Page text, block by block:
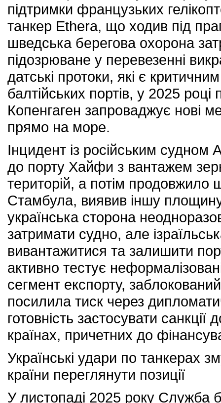
підтримки французьких
танкер Ethera, що ходив під
шведська берегова охорона
підозрюване у перевезенні
датські протоки, які є
балтійських портів, у 2025
Копенгаген запроваджує нові
прямо на море.
Інцидент із російським судном
до порту Хайфи з вантажем
територій, а потім
Стамбула, виявив іншу
українська сторона
затримати судно, але
вивантажитися та залишити
активно тестує
сегмент експорту,
посилила тиск через
готовність застосувати
країнах, причетних до
Українські удари по танкерах
країни переглянути позиції
У листопаді 2025 року Служба